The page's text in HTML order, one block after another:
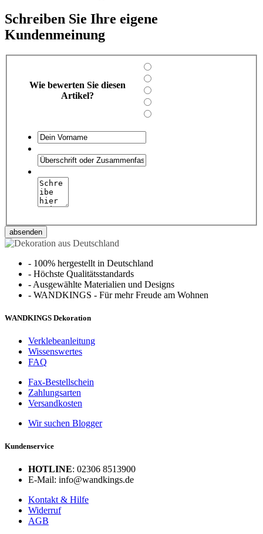
Schreiben Sie Ihre eigene
Kundenmeinung
Wie bewerten Sie diesen
Artikel?
absenden
- 100% hergestellt in Deutschland
- Höchste Qualitätsstandards
- Ausgewählte Materialien und Designs
- WANDKINGS - Für mehr Freude am Wohnen
WANDKINGS Dekoration
Verklebeanleitung
Wissenswertes
FAQ
Fax-Bestellschein
Zahlungsarten
Versandkosten
Wir suchen Blogger
Kundenservice
HOTLINE: 02306 8513900
E-Mail: info@wandkings.de
Kontakt & Hilfe
Widerruf
AGB